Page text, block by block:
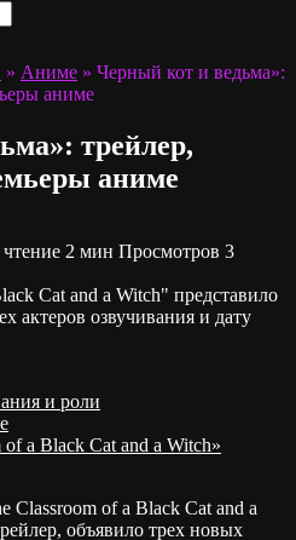
» Аниме » Черный кот и ведьма»:
аниме
трейлер,
аниме
2 мин Просмотров 3
Cat and a Witch" представило
актеров озвучивания и дату
и роли
a Black Cat and a Witch»
Classroom of a Black Cat and a
объявило трех новых